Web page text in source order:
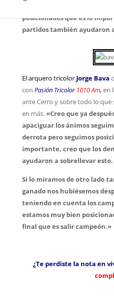
posicionados que es lo
partidos también ayudaron
El arquero tricolorJorge Bava
con Pasión Tricolor 1010 Am, en
ante Cerro y sobre todo lo que
en más.«Creo que ya
apaciguar los ánimos
derrota pero seguimos
importante, creo que los
ayudaron a sobrellevar esto.
Si lo miramos de otro lado
ganado nos hubiésemos
teniendo en cuenta los
estamos muy bien
final que es salir campeón.»
¿Te perdiste la nota en